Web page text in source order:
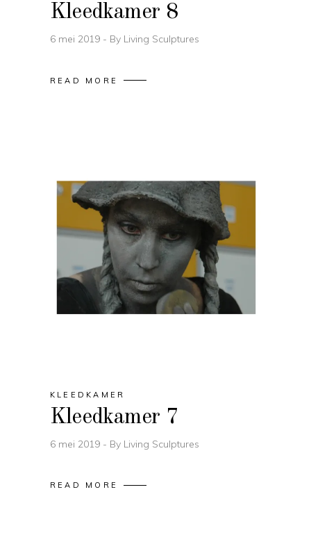
Kleedkamer 8
6 mei 2019 By Living Sculptures
READ MORE
KLEEDKAMER
Kleedkamer 7
6 mei 2019 By Living Sculptures
READ MORE